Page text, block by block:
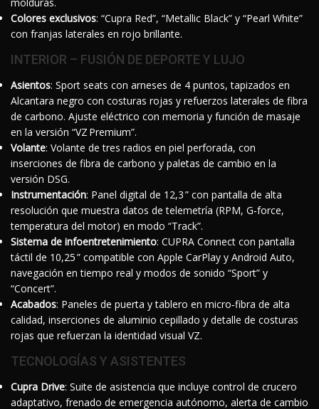
Colores exclusivos: “Cupra Red”, “Metallic Black” y “Pearl White”
con franjas laterales en rojo brillante.
INTERIOR – FUSIÓN DE DEPORTE Y LUJO
Asientos: Sport seats con arneses de 4 puntos, tapizados en
Alcantara negro con costuras rojas y refuerzos laterales de fibra
de carbono. Ajuste eléctrico con memoria y función de masaje
en la versión “VZ Premium”.
Volante: Volante de tres radios en piel perforada, con
inserciones de fibra de carbono y paletas de cambio en la
versión DSG.
Instrumentación: Panel digital de 12,3 ” con pantalla de alta
resolución que muestra datos de telemetría (RPM, G‑force,
temperatura del motor) en modo “Track”.
Sistema de infoentretenimiento: CUPRA Connect con pantalla
táctil de 10,25 ” compatible con Apple CarPlay y Android Auto,
navegación en tiempo real y modos de sonido “Sport” y
“Concert”.
Acabados: Paneles de puerta y tablero en micro‑fibra de alta
calidad, inserciones de aluminio cepillado y detalle de costuras
rojas que refuerzan la identidad visual VZ.
TECNOLOGÍAS Y ASISTENTES
Cupra Drive: Suite de asistencia que incluye control de crucero
adaptativo, frenado de emergencia autónomo, alerta de cambio